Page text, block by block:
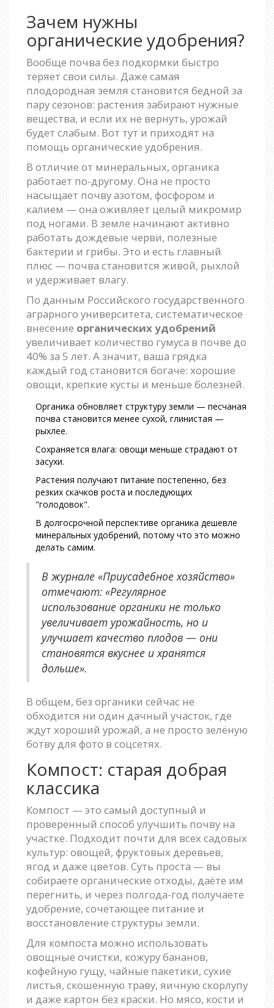
Зачем нужны
органические удобрения?
Вообще почва без подкормки быстро
теряет свои силы. Даже самая
плодородная земля становится бедной за
пару сезонов: растения забирают нужные
вещества, и если их не вернуть, урожай
будет слабым. Вот тут и приходят на
помощь органические удобрения.
В отличие от минеральных, органика
работает по-другому. Она не просто
насыщает почву азотом, фосфором и
калием — она оживляет целый микромир
под ногами. В земле начинают активно
работать дождевые черви, полезные
бактерии и грибы. Это и есть главный
плюс — почва становится живой, рыхлой
и удерживает влагу.
По данным Российского государственного
аграрного университета, систематическое
внесение органических удобрений
увеличивает количество гумуса в почве до
40% за 5 лет. А значит, ваша грядка
каждый год становится богаче: хорошие
овощи, крепкие кусты и меньше болезней.
Органика обновляет структуру земли — песчаная
почва становится менее сухой, глинистая —
рыхлее.
Сохраняется влага: овощи меньше страдают от
засухи.
Растения получают питание постепенно, без
резких скачков роста и последующих
"голодовок".
В долгосрочной перспективе органика дешевле
минеральных удобрений, потому что это можно
делать самим.
В журнале «Приусадебное хозяйство»
отмечают: «Регулярное
использование органики не только
увеличивает урожайность, но и
улучшает качество плодов — они
становятся вкуснее и хранятся
дольше».
В общем, без органики сейчас не
обходится ни один дачный участок, где
ждут хороший урожай, а не просто зелёную
ботву для фото в соцсетях.
Компост: старая добрая
классика
Компост — это самый доступный и
проверенный способ улучшить почву на
участке. Подходит почти для всех садовых
культур: овощей, фруктовых деревьев,
ягод и даже цветов. Суть проста — вы
собираете органические отходы, даёте им
перегнить, и через полгода-год получаете
удобрение, сочетающее питание и
восстановление структуры земли.
Для компоста можно использовать
овощные очистки, кожуру бананов,
кофейную гущу, чайные пакетики, сухие
листья, скошенную траву, яичную скорлупу
и даже картон без краски. Но мясо, кости и